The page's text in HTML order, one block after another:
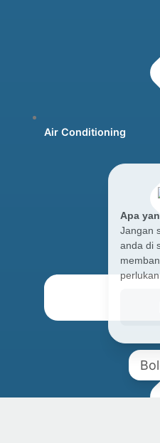
Air Conditioning
Apa
Jangan
anda di
perlukan